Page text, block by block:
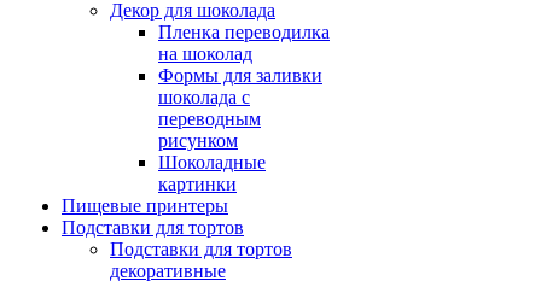
Декор для шоколада
Пленка переводилка
на шоколад
Формы для заливки
шоколада с
переводным
рисунком
Шоколадные
картинки
Пищевые принтеры
Подставки для тортов
Подставки для тортов
декоративные